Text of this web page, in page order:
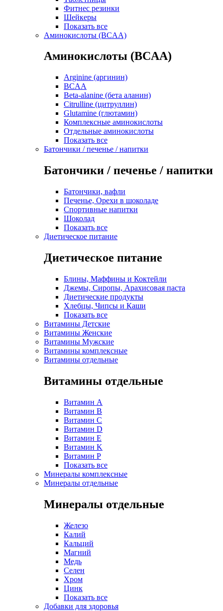
Фитнес резинки
Шейкеры
Показать все
Аминокислоты (BCAA)
Аминокислоты (BCAA)
Arginine (аргинин)
BCAA
Beta-alanine (бета аланин)
Citrulline (цитруллин)
Glutamine (глютамин)
Комплексные аминокислоты
Отдельные аминокислоты
Показать все
Батончики / печенье / напитки
Батончики / печенье / напитки
Батончики, вафли
Печенье, Орехи в шоколаде
Спортивные напитки
Шоколад
Показать все
Диетическое питание
Диетическое питание
Блины, Маффины и Коктейли
Джемы, Сиропы, Арахисовая паста
Диетические продукты
Хлебцы, Чипсы и Каши
Показать все
Витамины Детские
Витамины Женские
Витамины Мужские
Витамины комплексные
Витамины отдельные
Витамины отдельные
Витамин A
Витамин B
Витамин C
Витамин D
Витамин E
Витамин K
Витамин P
Показать все
Минералы комплексные
Минералы отдельные
Минералы отдельные
Железо
Калий
Кальций
Магний
Медь
Селен
Хром
Цинк
Показать все
Добавки для здоровья